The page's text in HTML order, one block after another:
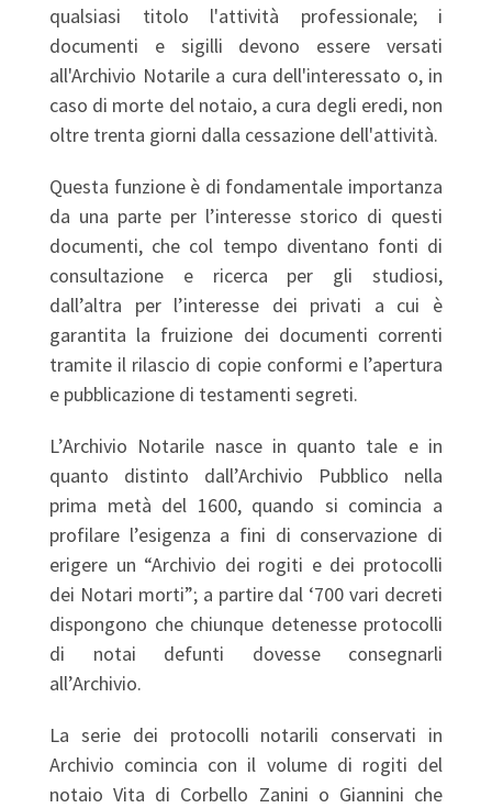
qualsiasi titolo l'attività professionale; i
documenti e sigilli devono essere versati
all'Archivio Notarile a cura dell'interessato o, in
caso di morte del notaio, a cura degli eredi, non
oltre trenta giorni dalla cessazione dell'attività.
Questa funzione è di fondamentale importanza
da una parte per l’interesse storico di questi
documenti, che col tempo diventano fonti di
consultazione e ricerca per gli studiosi,
dall’altra per l’interesse dei privati a cui è
garantita la fruizione dei documenti correnti
tramite il rilascio di copie conformi e l’apertura
e pubblicazione di testamenti segreti.
L’Archivio Notarile nasce in quanto tale e in
quanto distinto dall’Archivio Pubblico nella
prima metà del 1600, quando si comincia a
profilare l’esigenza a fini di conservazione di
erigere un “Archivio dei rogiti e dei protocolli
dei Notari morti”; a partire dal ‘700 vari decreti
dispongono che chiunque detenesse protocolli
di notai defunti dovesse consegnarli
all’Archivio.
La serie dei protocolli notarili conservati in
Archivio comincia con il volume di rogiti del
notaio Vita di Corbello Zanini o Giannini che